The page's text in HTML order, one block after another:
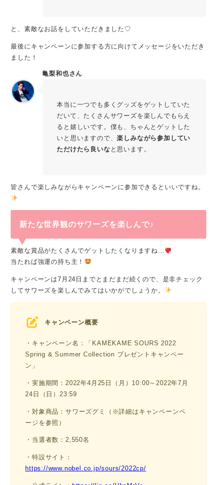
と、素敵なお話をしていただきました♡
最後にキャンペーンに参加する方に向けてメッセージをいただき
ました！
亀梨和也さん
本当に一つでも多くグッズをゲットしていた
だいて、たくさんサワーズを楽しんでもらえ
ると嬉しいです。僕も、ちゃんとゲットした
いと思いますので、楽しみながら参加してい
ただけたら良いな と思います。
皆さんで楽しみながらキャンペーンに参加できるといいですね。
新たな世界観のサワーズを楽しんで♪
素敵な賞品がたくさんでゲットしたくなりますね…
当たれば強運の持ち主！
キャンペーンは7月24日までとまだまだ続くので、是非チェック
してサワーズを楽しんでみてはいかがでしょうか。
キャンペーン概要
・キャンペーン名：「KAMEKAME SOURS 2022
Spring & Summer Collection プレゼントキャンペー
ン」
・実施期間：2022年4月25日（月）10:00～2022年7月
24日（日）23:59
・対象商品：サワーズグミ（※詳細はキャンペーンペ
ージを参照）
・当選者数：2,550名
・特設サイト：
https://www.nobel.co.jp/sours/2022cp/